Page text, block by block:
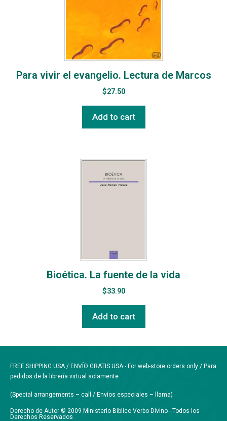
Para vivir el evangelio. Lectura de Marcos
$27.50
Add to cart
Bioética. La fuente de la vida
$33.90
Add to cart
FREE SHIPPING USA / ENVÍO GRATIS USA - For web-store orders only / Para
pedidos de la librería virtual solamente
(Special arrangements – call / Envíos especiales – llama)
Derecho de Autor © 2009 Ministerio Biblico Verbo Divino - Todos los
Derechos Reservados